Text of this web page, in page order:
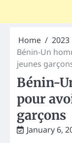
Home 2023
Bénin-Un
jeunes
Bénin-
pour
garçons
January 6,